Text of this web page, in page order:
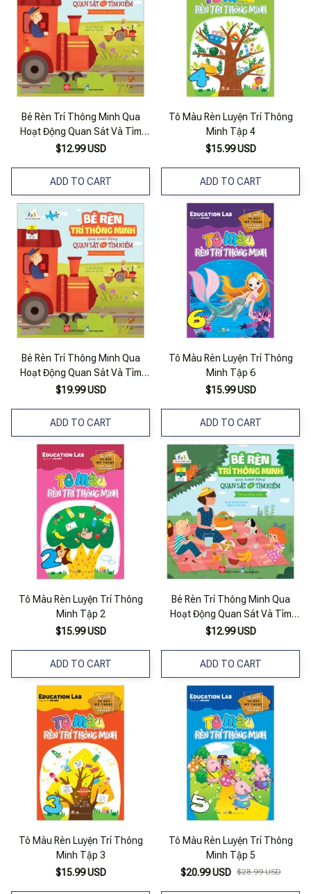
Bé Rèn Trí Thông Minh Qua
Hoạt Động Quan Sát Và Tìm
Kiếm - Phương Tiện Giao Thông
$12.99 USD
ADD TO CART
Tô Màu Rèn Luyện Trí Thông
Minh Tập 4
$15.99 USD
ADD TO CART
Bé Rèn Trí Thông Minh Qua
Hoạt Động Quan Sát Và Tìm
Kiếm - Phương Tiện Giao Thông
$19.99 USD
ADD TO CART
Tô Màu Rèn Luyện Trí Thông
Minh Tập 6
$15.99 USD
ADD TO CART
Tô Màu Rèn Luyện Trí Thông
Minh Tập 2
$15.99 USD
ADD TO CART
Bé Rèn Trí Thông Minh Qua
Hoạt Động Quan Sát Và Tìm
Kiếm - Trong Công Viên
$12.99 USD
ADD TO CART
Tô Màu Rèn Luyện Trí Thông
Minh Tập 3
$15.99 USD
Tô Màu Rèn Luyện Trí Thông
Minh Tập 5
$20.99 USD $28.99 USD